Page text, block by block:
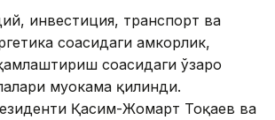
инвестиция, транспорт ва
соҳасидаги ҳамкорлик,
соҳасидаги ўзаро
муҳокама қилинди.
Қасим-Жомарт Тоқаев ва